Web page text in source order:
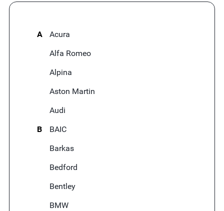
A
Acura
Alfa Romeo
Alpina
Aston Martin
Audi
B
BAIC
Barkas
Bedford
Bentley
BMW